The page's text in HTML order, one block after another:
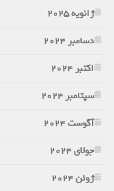
ژانویه 2025
دسامبر 2024
اکتبر 2024
سپتامبر 2024
آگوست 2024
جولای 2024
ژوئن 2024